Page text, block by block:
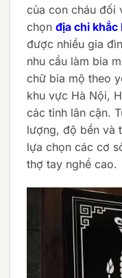
của con cháu đối
chọn địa chỉ khắc
được nhiều gia
nhu cầu làm bia
chữ bia mộ theo
khu vực Hà Nội,
các tỉnh lân cận.
lượng, độ bền và
lựa chọn các cơ
thợ tay nghề cao.